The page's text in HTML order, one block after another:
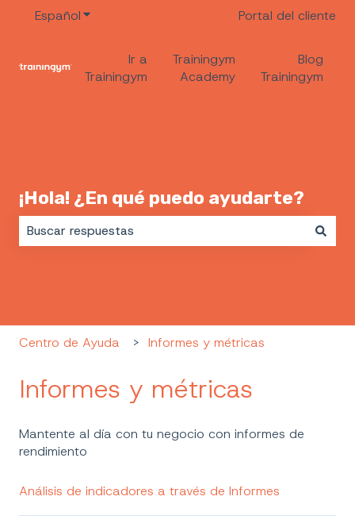
EspañolTraducciones de Mostrar submenú de
Portal del cliente
Ir a
Trainingym
Trainingym
Academy
Blog
Trainingym
¡Hola! ¿En qué puedo ayudarte?
Centro de Ayuda Informes y métricas
Informes y métricas
Mantente al día con tu negocio con informes de
rendimiento
Análisis de indicadores a través de Informes